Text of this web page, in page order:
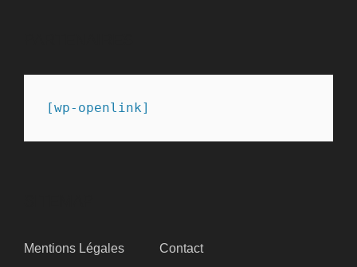
[wp-openlink]
Mentions Légales Contact